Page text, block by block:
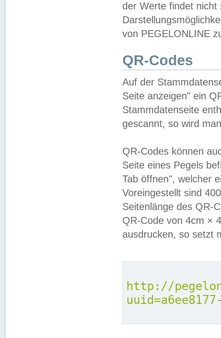
der Werte findet
von PEGELONLINE
QR-Codes
Auf der
Seite anzeigen" ein
Stammdatenseite
gescannt, so wird
QR-Codes können
Seite eines Pegels
Tab öffnen", welcher
Voreingestellt sind
Seitenlänge des QR-
QR-Code von 4cm ×
ausdrucken, so setzt
http://